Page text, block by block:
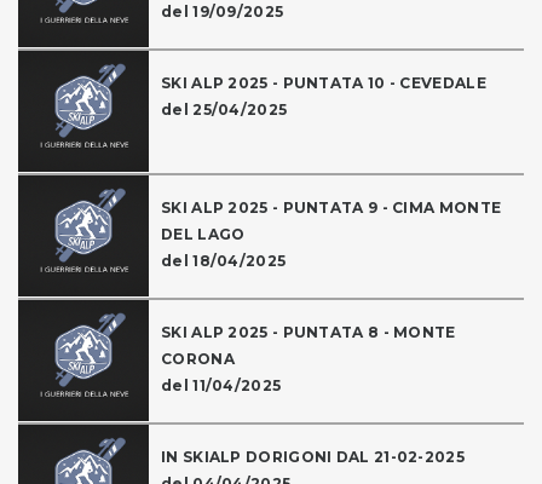
del 19/09/2025
SKI ALP 2025 - PUNTATA 10 - CEVEDALE
del 25/04/2025
SKI ALP 2025 - PUNTATA 9 - CIMA MONTE
DEL LAGO
del 18/04/2025
SKI ALP 2025 - PUNTATA 8 - MONTE
CORONA
del 11/04/2025
IN SKIALP DORIGONI DAL 21-02-2025